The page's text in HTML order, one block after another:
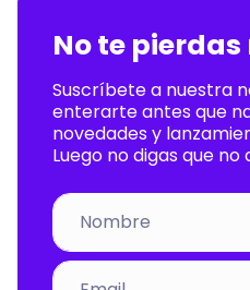
No te
Suscríbete a nuestra
enterarte antes que
novedades y
Luego no digas que no